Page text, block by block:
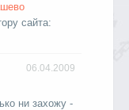
сайта:
06.04.2009
ни захожу -